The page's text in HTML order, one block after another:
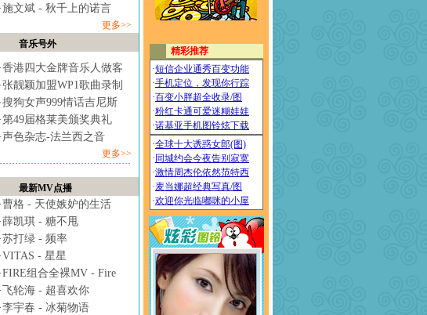
·施文斌 - 秋千上的诺言
更多>>
音乐号外
·香港四大金牌音乐人做客
·张靓颖加盟WP1歌曲录制
·搜狗女声999情话吉尼斯
·第49届格莱美颁奖典礼
·声色杂志-法兰西之音
更多>>
最新MV点播
·曹格 - 天使嫉妒的生活
·薛凯琪 - 糖不甩
·苏打绿 - 频率
·VITAS - 星星
·FIRE组合全裸MV - Fire
· 飞轮海 - 超喜欢你
·李宇春 - 冰菊物语